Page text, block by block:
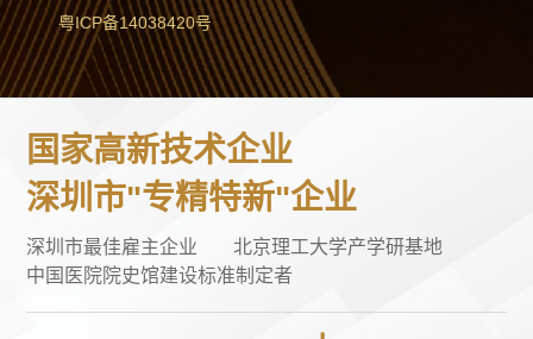
粤ICP备14038420号
国家高新技术企业
深圳市"专精特新"企业
深圳市最佳雇主企业
北京理工大学产学研基地
中国医院院史馆建设标准制定者